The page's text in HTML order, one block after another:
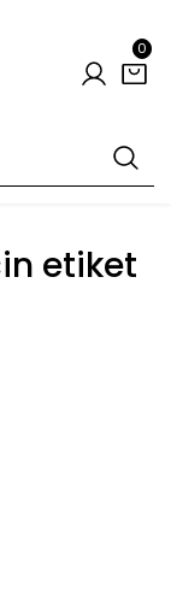
0
etiket